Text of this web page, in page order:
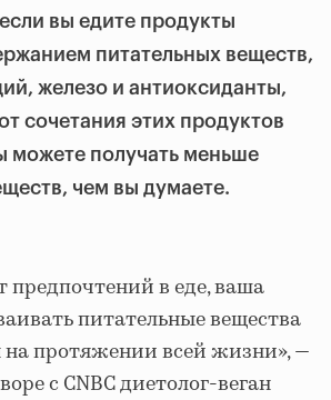
вы едите продукты
питательных веществ,
железо и антиоксиданты,
сочетания этих продуктов
можете получать меньше
чем вы думаете.
предпочтений в еде, ваша
питательные вещества
на протяжении всей жизни», —
с CNBC диетолог-веган